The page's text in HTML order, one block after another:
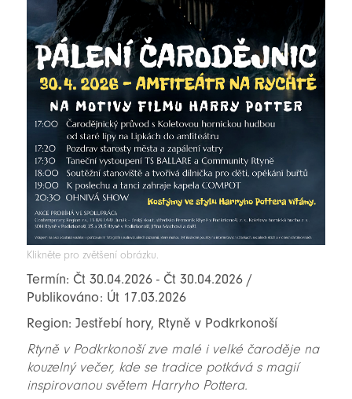
Klikněte pro zvětšení obrázku.
Termín: Čt 30.04.2026 - Čt 30.04.2026 /
Publikováno: Út 17.03.2026
Region: Jestřebí hory, Rtyně v Podkrkonoší
Rtyně v Podkrkonoší zve malé i velké čaroděje na
kouzelný večer, kde se tradice potkává s magií
inspirovanou světem Harryho Pottera.